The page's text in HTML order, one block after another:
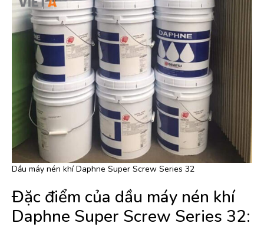
Dầu máy nén khí Daphne Super Screw Series 32
Đặc điểm của dầu máy nén khí
Daphne Super Screw Series 32: